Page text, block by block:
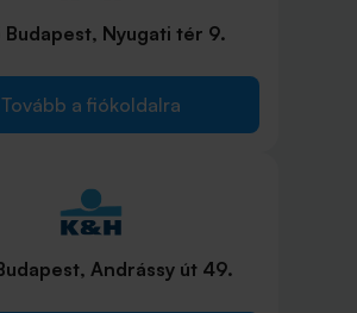
Budapest, Nyugati tér 9.
Tovább a fiókoldalra
Andrássy út 49.